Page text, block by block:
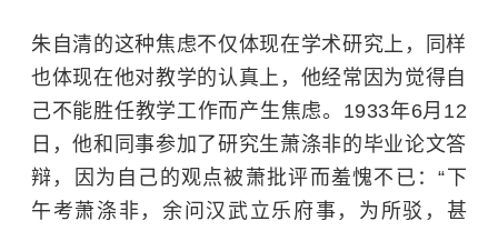
朱自清的这种焦虑不仅体现在学术研究上，同样
也体现在他对教学的认真上，他经常因为觉得自
己不能胜任教学工作而产生焦虑。1933年6月12
日，他和同事参加了研究生萧涤非的毕业论文答
辩，因为自己的观点被萧批评而羞愧不已：“下
午考萧涤非，余问汉武立乐府事，为所驳，甚